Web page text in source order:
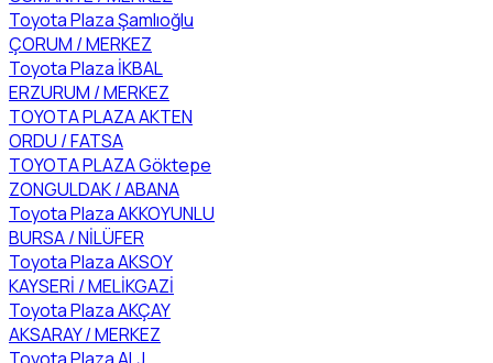
Toyota Plaza Şamlıoğlu
ÇORUM / MERKEZ
Toyota Plaza İKBAL
ERZURUM / MERKEZ
TOYOTA PLAZA AKTEN
ORDU / FATSA
TOYOTA PLAZA Göktepe
ZONGULDAK / ABANA
Toyota Plaza AKKOYUNLU
BURSA / NİLÜFER
Toyota Plaza AKSOY
KAYSERİ / MELİKGAZİ
Toyota Plaza AKÇAY
AKSARAY / MERKEZ